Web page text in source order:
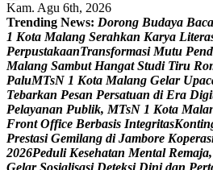
Kam. Agu 6th, 2026
Trending News: Dorong Budaya Baca
1 Kota Malang Serahkan Karya Litera
PerpustakaanTransformasi Mutu Pend
Malang Sambut Hangat Studi Tiru Ro
PaluMTsN 1 Kota Malang Gelar Upac
Tebarkan Pesan Persatuan di Era Digi
Pelayanan Publik, MTsN 1 Kota Mala
Front Office Berbasis IntegritasKontin
Prestasi Gemilang di Jambore Koperas
2026Peduli Kesehatan Mental Remaja,
Gelar Sosialisasi Deteksi Dini dan Pert